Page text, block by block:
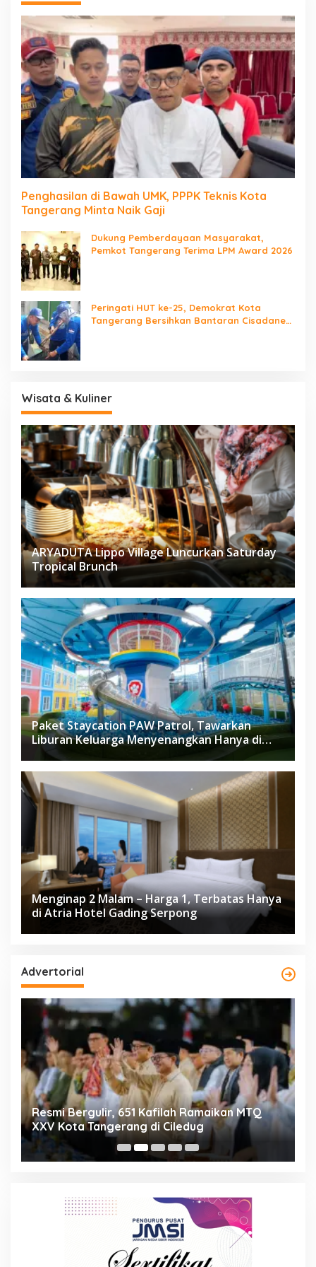
Penghasilan di Bawah UMK, PPPK Teknis Kota
Tangerang Minta Naik Gaji
Dukung Pemberdayaan Masyarakat,
Pemkot Tangerang Terima LPM Award 2026
Peringati HUT ke-25, Demokrat Kota
Tangerang Bersihkan Bantaran Cisadane
Wisata & Kuliner
ARYADUTA Lippo Village Luncurkan Saturday
Tropical Brunch
Paket Staycation PAW Patrol, Tawarkan
Liburan Keluarga Menyenangkan Hanya di
Herloom Hotel BSD
Menginap 2 Malam – Harga 1, Terbatas Hanya
di Atria Hotel Gading Serpong
Advertorial
Resmi Bergulir, 651 Kafilah Ramaikan MTQ
XXV Kota Tangerang di Ciledug